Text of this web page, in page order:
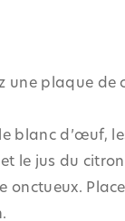
une plaque de
blanc d’œuf,
le jus du
onctueux.